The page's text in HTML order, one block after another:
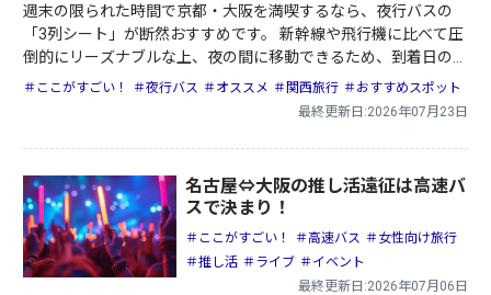
週末の限られた時間で京都・大阪を満喫するなら、夜行バスの
「3列シート」が断然おすすめです。 新幹線や飛行機に比べて圧
倒的にリーズナブルな上、夜の間に移動できるため、到着日の早
朝からフルに観光を楽しめるのが最大のメリットです。
＃ここがすごい！ ＃夜行バス ＃オススメ ＃関西旅行 ＃おすすめスポット
最終更新日:2026年07月23日
名古屋⇔大阪の推し活遠征は高速バ
スで決まり！
＃ここがすごい！ ＃高速バス ＃女性向け旅行
＃推し活 ＃ライブ ＃イベント
最終更新日:2026年07月06日